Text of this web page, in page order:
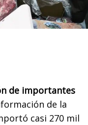
de importantes
de la
casi 270 mil